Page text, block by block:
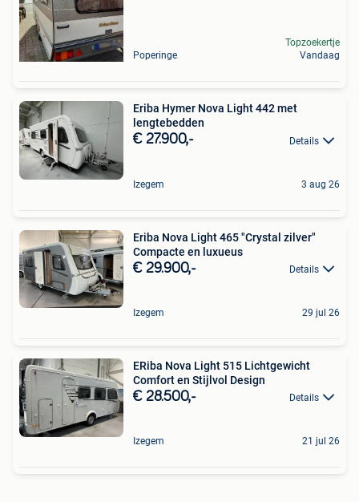
Poperinge
Topzoekertje
Vandaag
Eriba Hymer Nova Light 442 met
lengtebedden
€ 27.900,- Details
Izegem 3 aug 26
Eriba Nova Light 465 "Crystal zilver"
Compacte en luxueus
€ 29.900,- Details
Izegem 29 jul 26
ERiba Nova Light 515 Lichtgewicht
Comfort en Stijlvol Design
€ 28.500,- Details
Izegem 21 jul 26